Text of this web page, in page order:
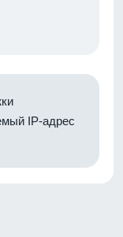
IP-адрес